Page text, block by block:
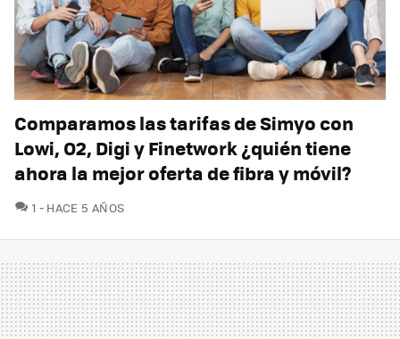
Comparamos las tarifas de Simyo con
Lowi, O2, Digi y Finetwork ¿quién tiene
ahora la mejor oferta de fibra y móvil?
1 COMENTARIOS
HACE 5 AÑOS